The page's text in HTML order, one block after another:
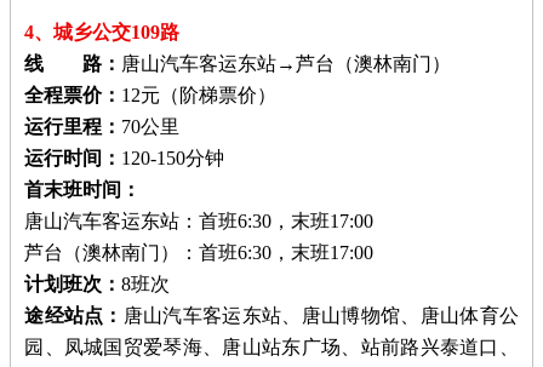
4、城乡公交109路
线 路： 唐山汽车客运东站→芦台（澳林南门）
全程票价： 12元（阶梯票价）
运行里程： 70公里
运行时间： 120-150分钟
首末班时间：
唐山汽车客运东站：首班6:30，末班17:00
芦台（澳林南门）：首班6:30，末班17:00
计划班次：8班次
途经站点： 唐山汽车客运东站、唐山博物馆、唐山体育公
园、凤城国贸爱琴海、唐山站东广场、站前路兴泰道口、